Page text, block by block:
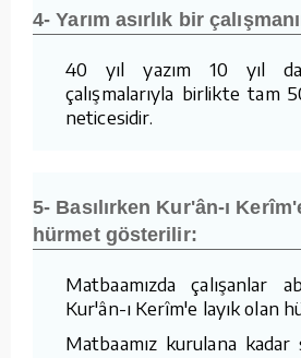
4- Yarım asırlık bir
40 yıl yazım 10 yıl da
çalışmalarıyla birlikte tam
neticesidir.
5- Basılırken Kur'ân-ı
hürmet gösterilir:
Matbaamızda çalışanlar
Kur'ân-ı Kerîm'e layık olan
Matbaamız kurulana kadar